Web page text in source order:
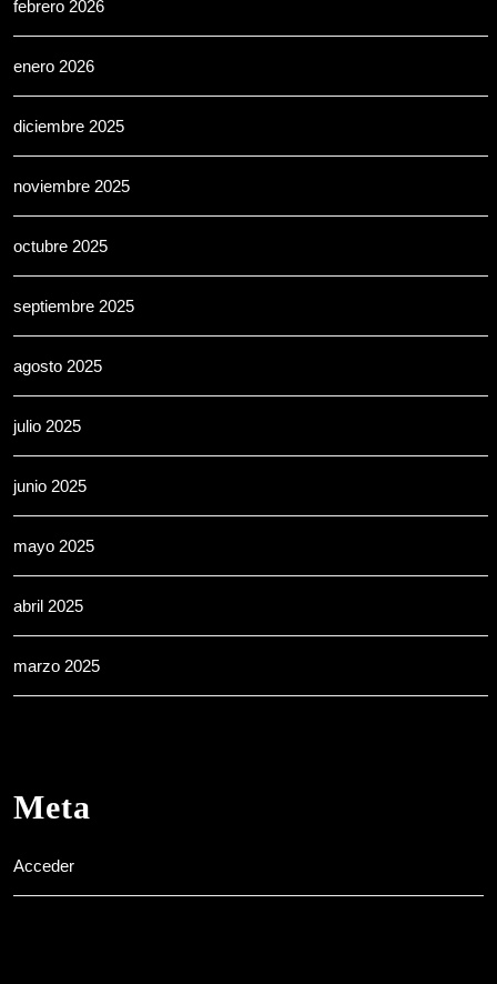
febrero 2026
enero 2026
diciembre 2025
noviembre 2025
octubre 2025
septiembre 2025
agosto 2025
julio 2025
junio 2025
mayo 2025
abril 2025
marzo 2025
Meta
Acceder